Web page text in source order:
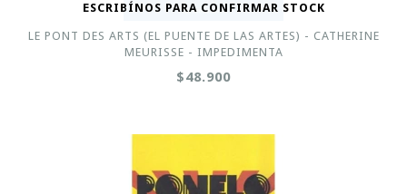
ESCRIBÍNOS PARA CONFIRMAR STOCK
LE PONT DES ARTS (EL PUENTE DE LAS ARTES) - CATHERINE
MEURISSE - IMPEDIMENTA
$48.900